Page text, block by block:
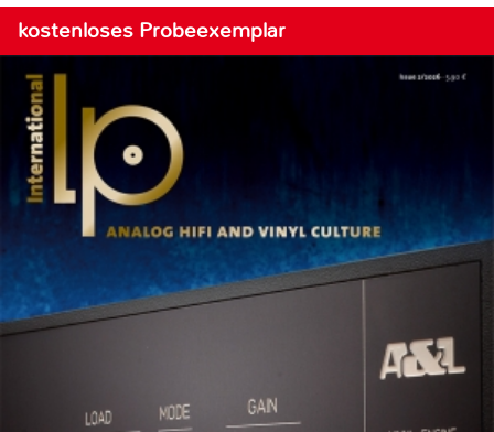
kostenloses Probeexemplar